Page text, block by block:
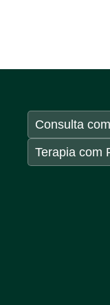
Consulta
Terapia com